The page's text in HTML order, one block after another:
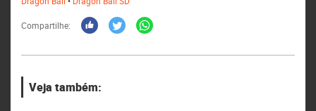
Compartilhe:
Veja também: